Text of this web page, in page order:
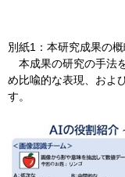
別紙1：本研究成果の概
本成果の研究の手法
め比喩的な表現、およ
す。